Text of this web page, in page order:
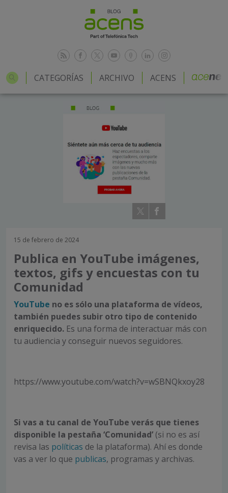
CATEGORÍAS ARCHIVO ACENS
15 de febrero de 2024
Publica en YouTube imágenes,
textos, gifs y encuestas con tu
Comunidad
YouTube no es sólo una plataforma de vídeos,
también puedes subir otro tipo de contenido
enriquecido. Es una forma de interactuar más con
tu audiencia y conseguir nuevos seguidores.
https://www.youtube.com/watch?v=wSBNQkxoy28
Si vas a tu canal de YouTube verás que tienes
disponible la pestaña ‘Comunidad’ (si no es así
revisa las políticas de la plataforma). Ahí es donde
vas a ver lo que publicas, programas y archivas.